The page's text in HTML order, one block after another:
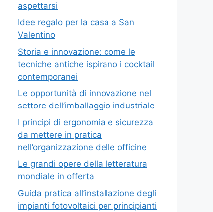
aspettarsi
Idee regalo per la casa a San
Valentino
Storia e innovazione: come le
tecniche antiche ispirano i cocktail
contemporanei
Le opportunità di innovazione nel
settore dell’imballaggio industriale
I principi di ergonomia e sicurezza
da mettere in pratica
nell’organizzazione delle officine
Le grandi opere della letteratura
mondiale in offerta
Guida pratica all’installazione degli
impianti fotovoltaici per principianti